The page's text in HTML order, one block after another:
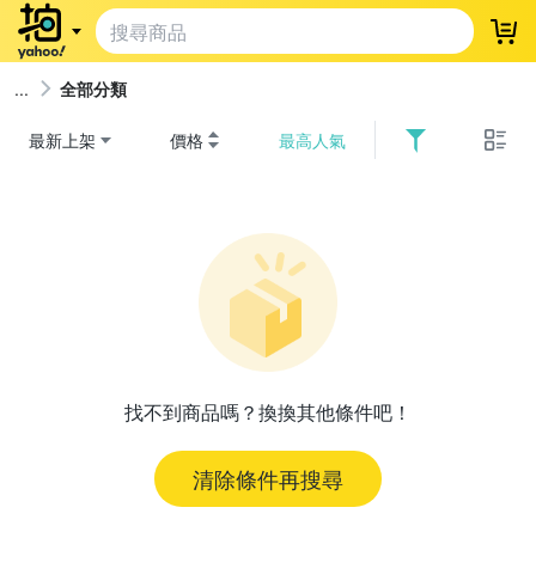
登
全部分類
最新上架 價格 最高人氣
找不到商品嗎？換換其他條件吧！
清除條件再搜尋